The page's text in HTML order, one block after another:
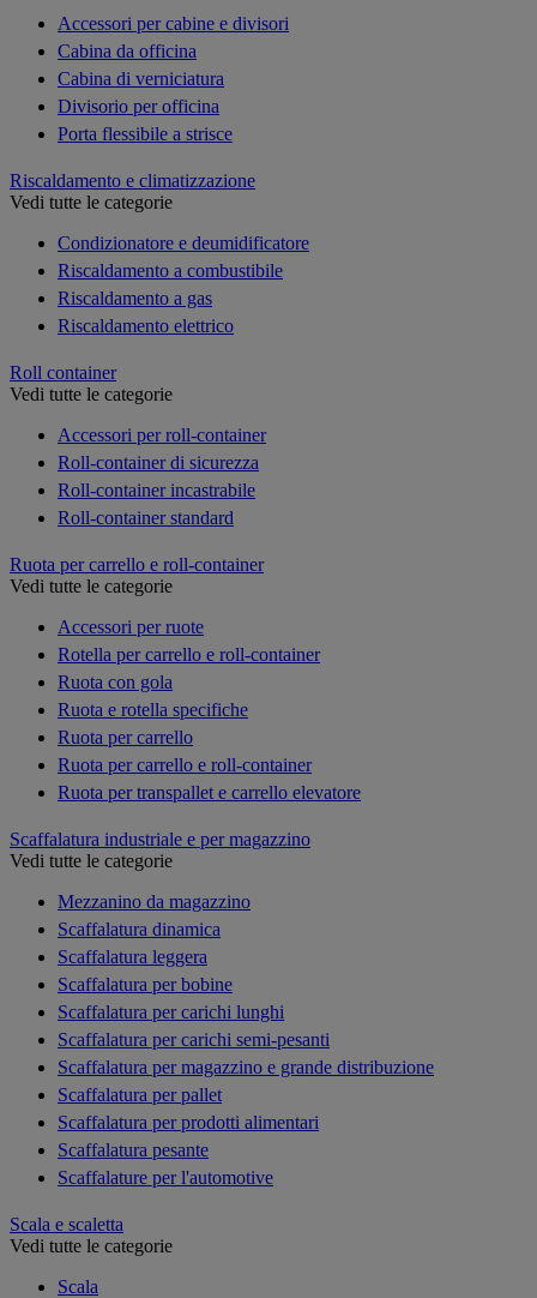
Accessori per cabine e divisori
Cabina da officina
Cabina di verniciatura
Divisorio per officina
Porta flessibile a strisce
Riscaldamento e climatizzazione
Vedi tutte le categorie
Condizionatore e deumidificatore
Riscaldamento a combustibile
Riscaldamento a gas
Riscaldamento elettrico
Roll container
Vedi tutte le categorie
Accessori per roll-container
Roll-container di sicurezza
Roll-container incastrabile
Roll-container standard
Ruota per carrello e roll-container
Vedi tutte le categorie
Accessori per ruote
Rotella per carrello e roll-container
Ruota con gola
Ruota e rotella specifiche
Ruota per carrello
Ruota per carrello e roll-container
Ruota per transpallet e carrello elevatore
Scaffalatura industriale e per magazzino
Vedi tutte le categorie
Mezzanino da magazzino
Scaffalatura dinamica
Scaffalatura leggera
Scaffalatura per bobine
Scaffalatura per carichi lunghi
Scaffalatura per carichi semi-pesanti
Scaffalatura per magazzino e grande distribuzione
Scaffalatura per pallet
Scaffalatura per prodotti alimentari
Scaffalatura pesante
Scaffalature per l'automotive
Scala e scaletta
Vedi tutte le categorie
Scala